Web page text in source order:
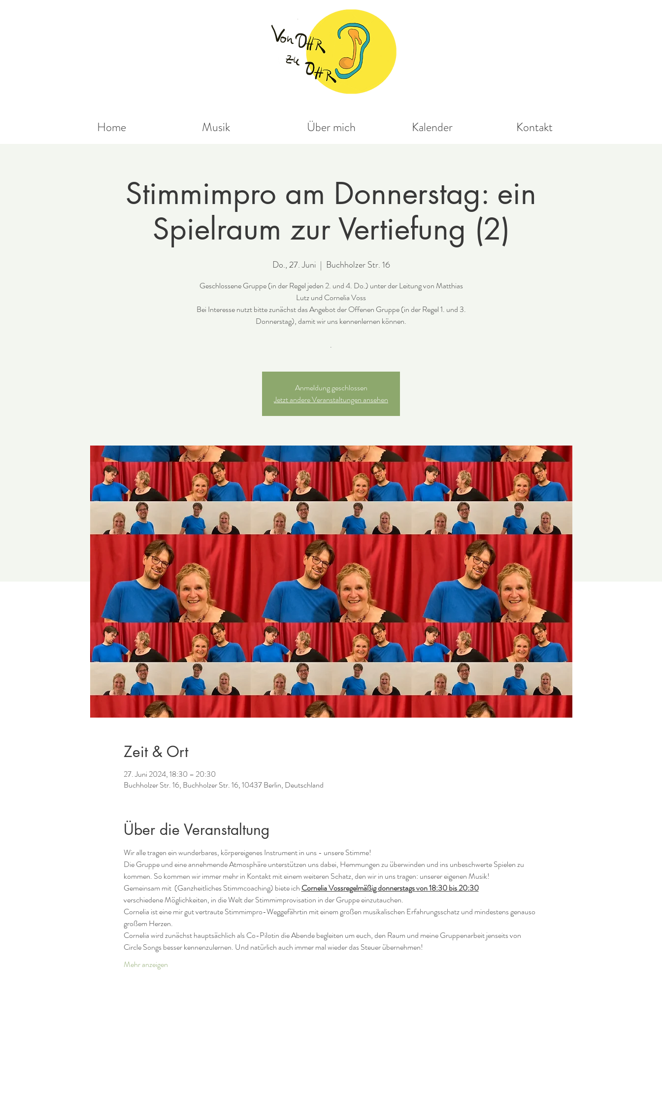
Home Musik Über mich Kalender Kontakt
Stimmimpro am Donnerstag: ein
Spielraum zur Vertiefung (2)
Do., 27. Juni
  |
Buchholzer Str. 16
Geschlossene Gruppe (in der Regel jeden 2. und 4. Do.) unter der Leitung von Matthias
Lutz und Cornelia Voss
Bei Interesse nutzt bitte zunächst das Angebot der Offenen Gruppe (in der Regel 1. und 3.
Donnerstag), damit wir uns kennenlernen können.
.
Anmeldung geschlossen
Jetzt andere Veranstaltungen ansehen
Zeit & Ort
27. Juni 2024, 18:30 – 20:30
Buchholzer Str. 16, Buchholzer Str. 16, 10437 Berlin, Deutschland
Über die Veranstaltung
Wir alle tragen ein wunderbares, körpereigenes Instrument in uns - unsere Stimme!
Die Gruppe und eine annehmende Atmosphäre unterstützen uns dabei, Hemmungen zu überwinden und ins unbeschwerte Spielen zu
kommen. So kommen wir immer mehr in Kontakt mit einem weiteren Schatz, den wir in uns tragen: unserer eigenen Musik!
Gemeinsam mit (Ganzheitliches Stimmcoaching) biete ich Cornelia Vossregelmäßig donnerstags von 18:30 bis 20:30
verschiedene Möglichkeiten, in die Welt der Stimmimprovisation in der Gruppe einzutauchen.
Cornelia ist eine mir gut vertraute Stimmimpro-Weggefährtin mit einem großen musikalischen Erfahrungsschatz und mindestens genauso
großem Herzen.
Cornelia wird zunächst hauptsächlich als Co-Pilotin die Abende begleiten um euch, den Raum und meine Gruppenarbeit jenseits von
Circle Songs besser kennenzulernen. Und natürlich auch immer mal wieder das Steuer übernehmen!
Mehr anzeigen